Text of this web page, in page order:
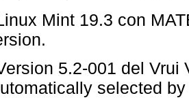
Mint 19.3 con
5.2-001 del Vrui
selected